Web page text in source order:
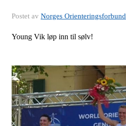
Postet av Norges Orienteringsforbund
Young Vik løp inn til sølv!